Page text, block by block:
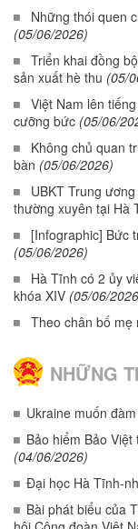
Những thói quen
(05/06/2026)
Triển khai đồng
sản xuất hè thu (05/
Việt Nam lên
cưỡng bức (05/06/
Không chủ quan
bàn (05/06/2026)
UBKT Trung
thường xuyên tại Hà
[Infographic] Bức
(05/06/2026)
Hà Tĩnh có 2 ủy
khóa XIV (05/06/
Theo chân bố
NHỮNG
Ukraine muốn
Bảo hiểm Bảo
(04/06/2026)
Đại học Hà Tĩnh-
Bài phát biểu của